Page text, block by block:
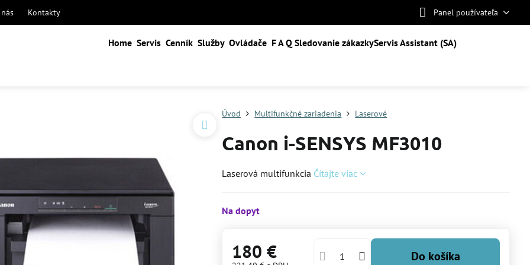
Kontakty Panel používateľa
Home Servis Cenník Služby Ovládače F A QSledovanie zákazkyServis Assistant (SA)
Úvod Multifunkčné zariadenia Laserové
Canon i-SENSYS MF3010
Laserová multifunkcia Čítajte viac
Na dopyt
180 € Do košíka